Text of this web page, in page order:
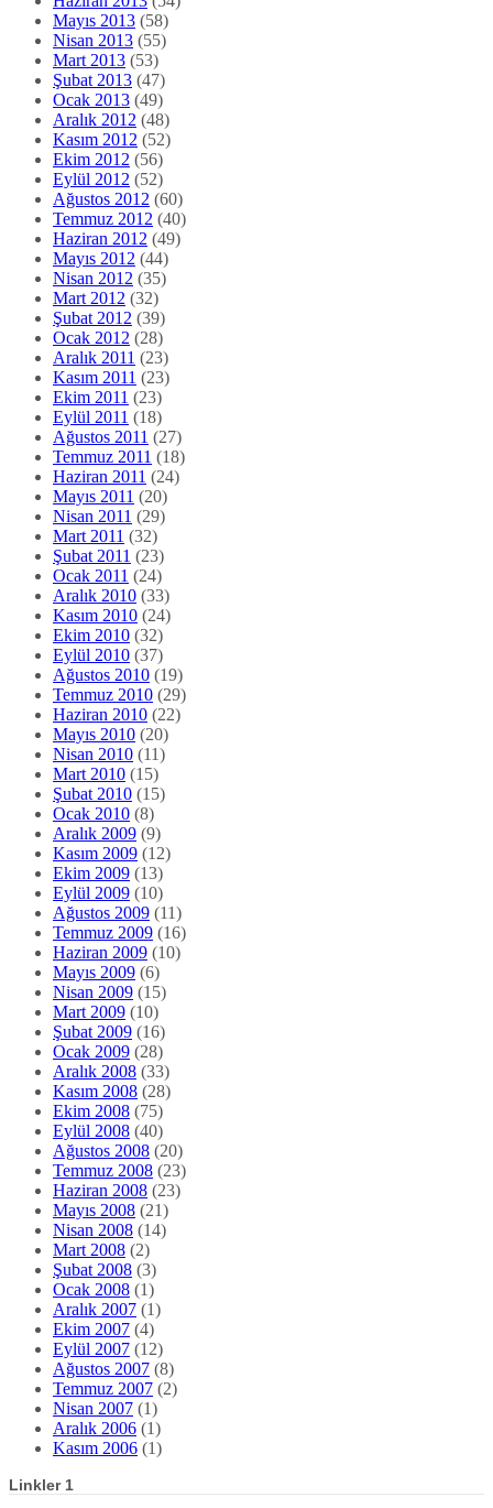
Mayıs 2013 (58)
Nisan 2013 (55)
Mart 2013 (53)
Şubat 2013 (47)
Ocak 2013 (49)
Aralık 2012 (48)
Kasım 2012 (52)
Ekim 2012 (56)
Eylül 2012 (52)
Ağustos 2012 (60)
Temmuz 2012 (40)
Haziran 2012 (49)
Mayıs 2012 (44)
Nisan 2012 (35)
Mart 2012 (32)
Şubat 2012 (39)
Ocak 2012 (28)
Aralık 2011 (23)
Kasım 2011 (23)
Ekim 2011 (23)
Eylül 2011 (18)
Ağustos 2011 (27)
Temmuz 2011 (18)
Haziran 2011 (24)
Mayıs 2011 (20)
Nisan 2011 (29)
Mart 2011 (32)
Şubat 2011 (23)
Ocak 2011 (24)
Aralık 2010 (33)
Kasım 2010 (24)
Ekim 2010 (32)
Eylül 2010 (37)
Ağustos 2010 (19)
Temmuz 2010 (29)
Haziran 2010 (22)
Mayıs 2010 (20)
Nisan 2010 (11)
Mart 2010 (15)
Şubat 2010 (15)
Ocak 2010 (8)
Aralık 2009 (9)
Kasım 2009 (12)
Ekim 2009 (13)
Eylül 2009 (10)
Ağustos 2009 (11)
Temmuz 2009 (16)
Haziran 2009 (10)
Mayıs 2009 (6)
Nisan 2009 (15)
Mart 2009 (10)
Şubat 2009 (16)
Ocak 2009 (28)
Aralık 2008 (33)
Kasım 2008 (28)
Ekim 2008 (75)
Eylül 2008 (40)
Ağustos 2008 (20)
Temmuz 2008 (23)
Haziran 2008 (23)
Mayıs 2008 (21)
Nisan 2008 (14)
Mart 2008 (2)
Şubat 2008 (3)
Ocak 2008 (1)
Aralık 2007 (1)
Ekim 2007 (4)
Eylül 2007 (12)
Ağustos 2007 (8)
Temmuz 2007 (2)
Nisan 2007 (1)
Aralık 2006 (1)
Kasım 2006 (1)
Linkler 1